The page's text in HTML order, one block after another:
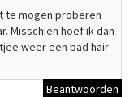
te mogen proberen
Misschien hoef ik dan
weer een bad hair
Beantwoorden